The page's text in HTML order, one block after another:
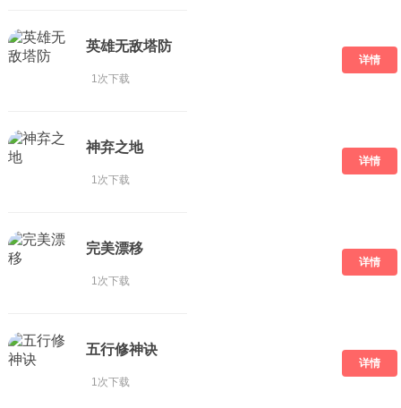
英雄无敌塔防
1次下载
详情
神弃之地
1次下载
详情
完美漂移
1次下载
详情
五行修神诀
1次下载
详情